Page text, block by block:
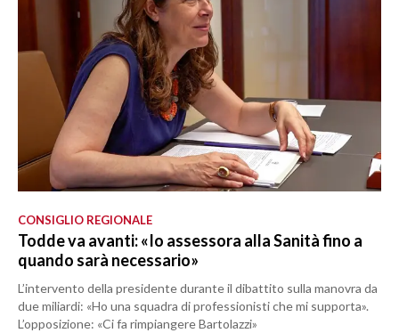
CONSIGLIO REGIONALE
Todde va avanti: «Io assessora alla Sanità fino a
quando sarà necessario»
L’intervento della presidente durante il dibattito sulla manovra da
due miliardi: «Ho una squadra di professionisti che mi supporta».
L’opposizione: «Ci fa rimpiangere Bartolazzi»